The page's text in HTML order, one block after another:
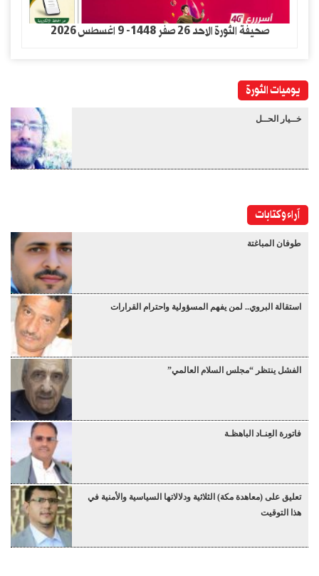
صحيفة الثورة الاحد 26 صفر 1448- 9 اغسطس 2026
يوميات الثورة
خــيار الحــل
آراء وكتابات
طوفان المباغتة
استقالة البروي.. لمن يفهم المسؤولية واحترام القرارات
الفشل ينتظر “مجلس السلام العالمي”
فاتورة العِنـاد الباهظـة
تعليق على (معاهدة مكة) الثلاثية ودلالاتها السياسية والأمنية في
هذا التوقيت